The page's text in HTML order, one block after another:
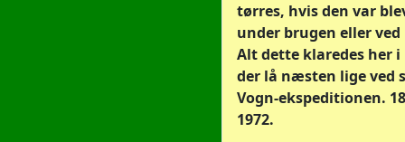
tørres, hvis den var
under brugen eller
Alt dette klaredes her
der lå næsten lige ved
Vogn-ekspeditionen.
1972.